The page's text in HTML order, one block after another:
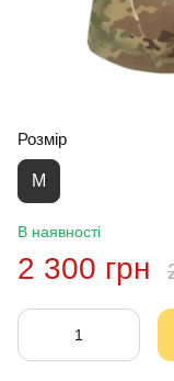
Розмір
M
В наявності
2 300 грн